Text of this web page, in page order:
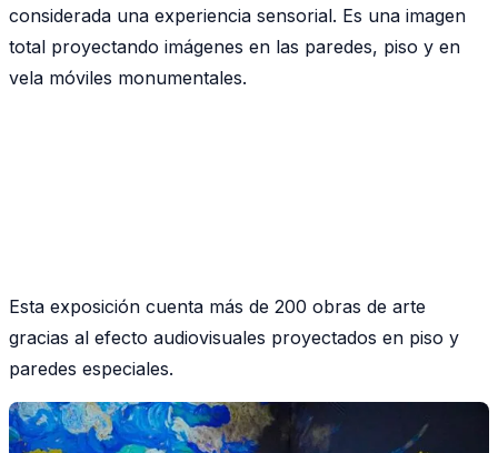
considerada una experiencia sensorial. Es una imagen
total proyectando imágenes en las paredes, piso y en
vela móviles monumentales.
Esta exposición cuenta más de 200 obras de arte
gracias al efecto audiovisuales proyectados en piso y
paredes especiales.